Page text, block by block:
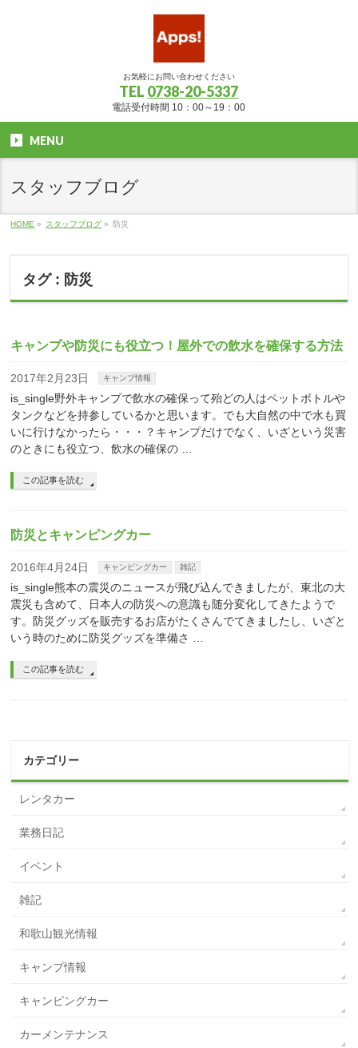
お気軽にお問い合わせください
TEL 0738-20-5337
電話受付時間 10：00～19：00
MENU
スタッフブログ
HOME » スタッフブログ » 防災
タグ : 防災
キャンプや防災にも役立つ！屋外での飲水を確保する方法
2017年2月23日 キャンプ情報
is_single野外キャンプで飲水の確保って殆どの人はペットボトルや
タンクなどを持参しているかと思います。でも大自然の中で水も買
いに行けなかったら・・・？キャンプだけでなく、いざという災害
のときにも役立つ、飲水の確保の …
この記事を読む
防災とキャンピングカー
2016年4月24日 キャンピングカー 雑記
is_single熊本の震災のニュースが飛び込んできましたが、東北の大
震災も含めて、日本人の防災への意識も随分変化してきたようで
す。防災グッズを販売するお店がたくさんでてきましたし、いざと
いう時のために防災グッズを準備さ …
この記事を読む
カテゴリー
レンタカー
業務日記
イベント
雑記
和歌山観光情報
キャンプ情報
キャンピングカー
カーメンテナンス